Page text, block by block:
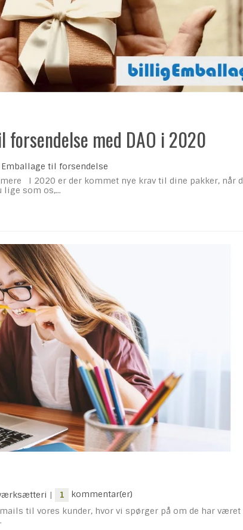
med DAO i 2020
Emballage til forsendelse
I 2020 er der kommet nye krav til dine pakker, når
lige som os,...
| 1
kommentar(er)
til vores kunder, hvor vi spørger på om de har